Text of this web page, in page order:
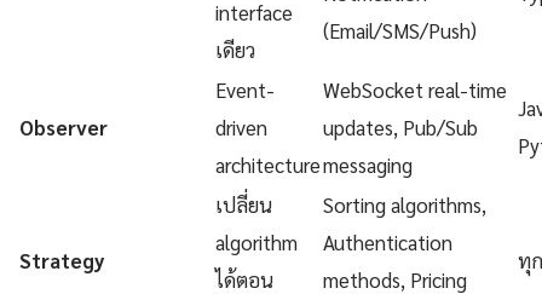
interface
เดียว
(Email/SMS/Push)
Observer
Event-
driven
architecture
WebSocket real-time
updates, Pub/Sub
messaging
Strategy
เปลี่ยน
algorithm
ได้ตอน
Sorting algorithms,
Authentication
methods, Pricing
ทุ